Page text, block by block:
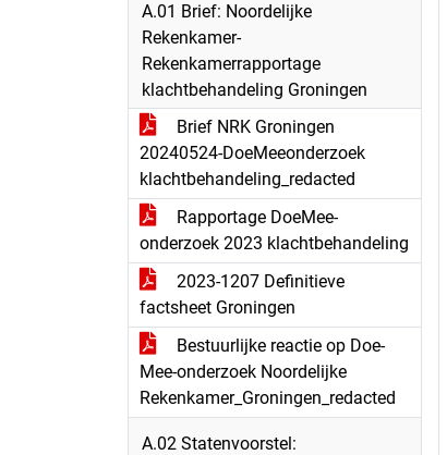
A.01 Brief: Noordelijke
Rekenkamer-
Rekenkamerrapportage
klachtbehandeling Groningen
Brief NRK Groningen
20240524-DoeMeeonderzoek
klachtbehandeling_redacted
Rapportage DoeMee-
onderzoek 2023 klachtbehandeling
2023-1207 Definitieve
factsheet Groningen
Bestuurlijke reactie op Doe-
Mee-onderzoek Noordelijke
Rekenkamer_Groningen_redacted
A.02 Statenvoorstel: